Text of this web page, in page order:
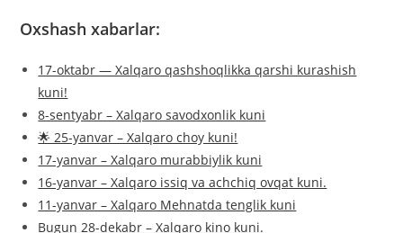
Oxshash xabarlar:
17-oktabr — Xalqaro qashshoqlikka qarshi kurashish
kuni!
8-sentyabr – Xalqaro savodxonlik kuni
🌟 25-yanvar – Xalqaro choy kuni!
17-yanvar – Xalqaro murabbiylik kuni
16-yanvar – Xalqaro issiq va achchiq ovqat kuni.
11-yanvar – Xalqaro Mehnatda tenglik kuni
Bugun 28-dekabr – Xalqaro kino kuni.